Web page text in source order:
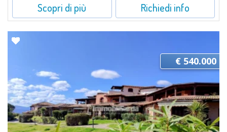
Scopri di più Richiedi info
€ 540.000